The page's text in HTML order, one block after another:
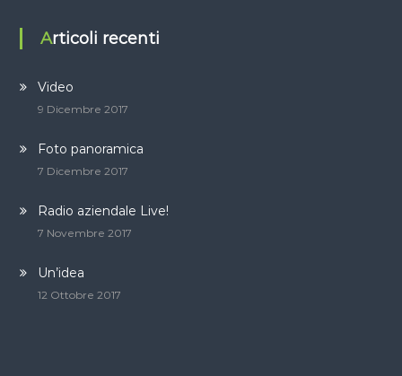
Articoli recenti
Video
9 Dicembre 2017
Foto panoramica
7 Dicembre 2017
Radio aziendale Live!
7 Novembre 2017
Un’idea
12 Ottobre 2017